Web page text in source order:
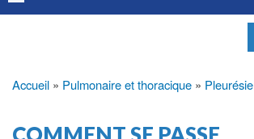
d'Ariane
Accueil Pulmonaire et thoracique Pleurésie